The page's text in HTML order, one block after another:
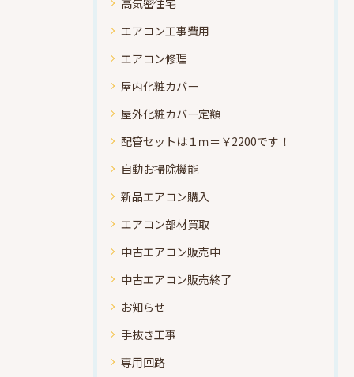
高気密住宅
エアコン工事費用
エアコン修理
屋内化粧カバー
屋外化粧カバー定額
配管セットは１ｍ＝￥2200です！
自動お掃除機能
新品エアコン購入
エアコン部材買取
中古エアコン販売中
中古エアコン販売終了
お知らせ
手抜き工事
専用回路